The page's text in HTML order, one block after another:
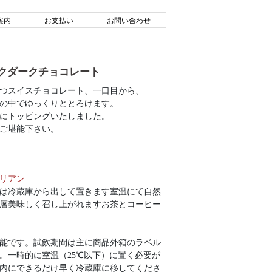
内 お支払い お問い合わせ
ダークチョコレート
スイスチョコレート、一口目から、
中でゆっくりととろけます。
トッピングいたしました。
堪能下さい。
アン
冷蔵庫から出して置きます室温にて自然
美味しく召し上がれますお茶とコーヒー
です。試飲期間は主に商品外箱のラベル
一時的に室温（25℃以下）に置く必要が
にできるだけ早く冷蔵庫に移してくださ